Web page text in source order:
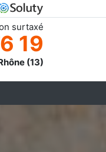
surtaxé
19
(13)